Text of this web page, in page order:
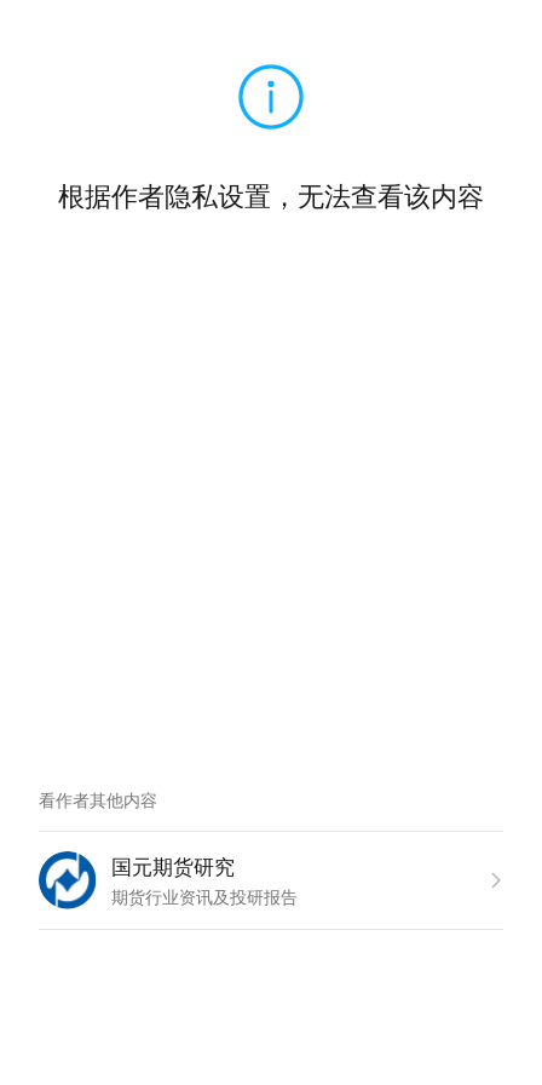
根据作者隐私设置，无法查看该内容
看作者其他内容
国元期货研究
期货行业资讯及投研报告